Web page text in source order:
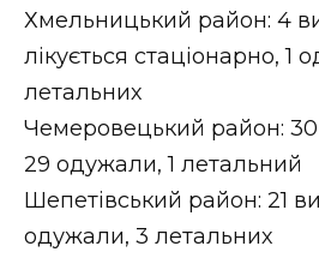
Хмельницький район: 4
лікується стаціонарно, 1
летальних
Чемеровецький район: 30
29 одужали, 1 летальний
Шепетівський район: 21
одужали, 3 летальних